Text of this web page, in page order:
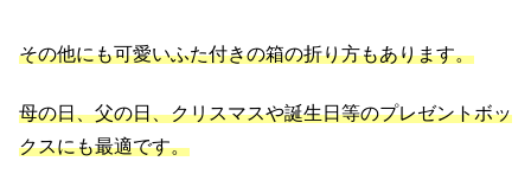
その他にも可愛いふた付きの箱の折り方もあります。
母の日、父の日、クリスマスや誕生日等のプレゼントボッ
クスにも最適です。